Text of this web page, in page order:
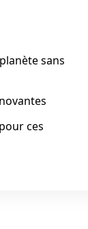
sans
ces